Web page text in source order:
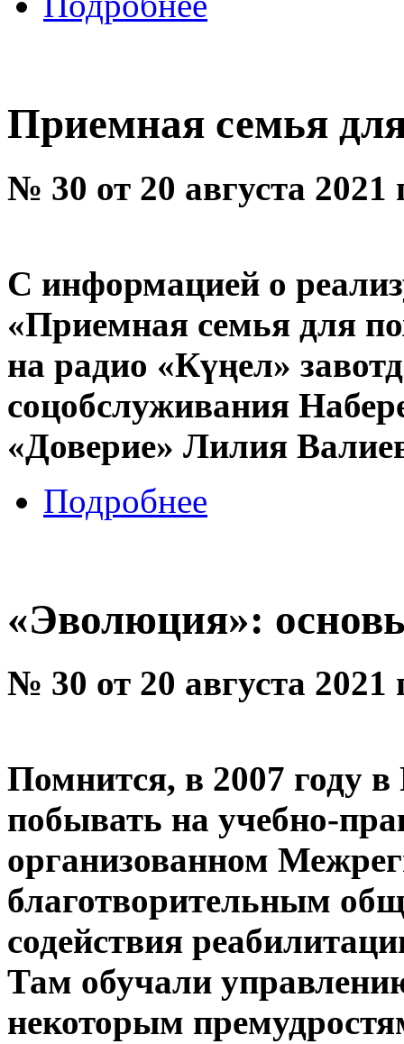
Приемная семья
№ 30 от 20 августа 2021
С информацией о
«Приемная семья для
на радио «Күңел»
соцобслуживания
«Доверие» Лилия
Подробнее
«Эволюция»:
№ 30 от 20 августа 2021
Помнится, в 2007 году в
побывать на учебно-
организованном
благотворительным
содействия
Там обучали
некоторым